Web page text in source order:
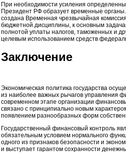
При необходимости усиления
Президент РФ образует временные
создана Временная чрезвычайная
бюджетной дисциплины, к основным
полнотой уплаты налогов, таможенных и
целевым использованием средств
Заключение
Экономическая политика государства
из наиболее важных рычагов управления
современном этапе организации
связано с принципиально новым
появлением разнообразных форм
Государственный финансовый контроль
обязательным условием нормального
одного из признаков безопасности и
и выступает гарантом сохранности